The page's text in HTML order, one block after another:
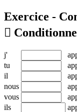
Exercice -

j'
tu
il
nous
vous
ils